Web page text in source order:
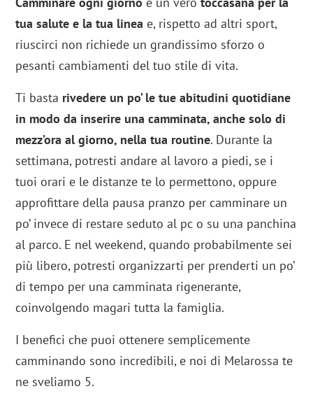
tua salute e la tua linea e, rispetto ad altri sport,
riuscirci non richiede un grandissimo sforzo o
pesanti cambiamenti del tuo stile di vita.
Ti basta rivedere un po’ le tue abitudini quotidiane
in modo da inserire una camminata, anche solo di
mezz’ora al giorno, nella tua routine. Durante la
settimana, potresti andare al lavoro a piedi, se i
tuoi orari e le distanze te lo permettono, oppure
approfittare della pausa pranzo per camminare un
po’ invece di restare seduto al pc o su una panchina
al parco. E nel weekend, quando probabilmente sei
più libero, potresti organizzarti per prenderti un po’
di tempo per una camminata rigenerante,
coinvolgendo magari tutta la famiglia.
I benefici che puoi ottenere semplicemente
camminando sono incredibili, e noi di Melarossa te
ne sveliamo 5.